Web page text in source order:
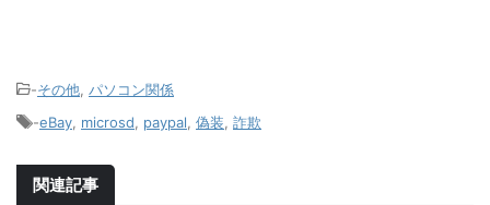
-その他 パソコン関係
-eBay microsd paypal 偽装 詐欺
関連記事